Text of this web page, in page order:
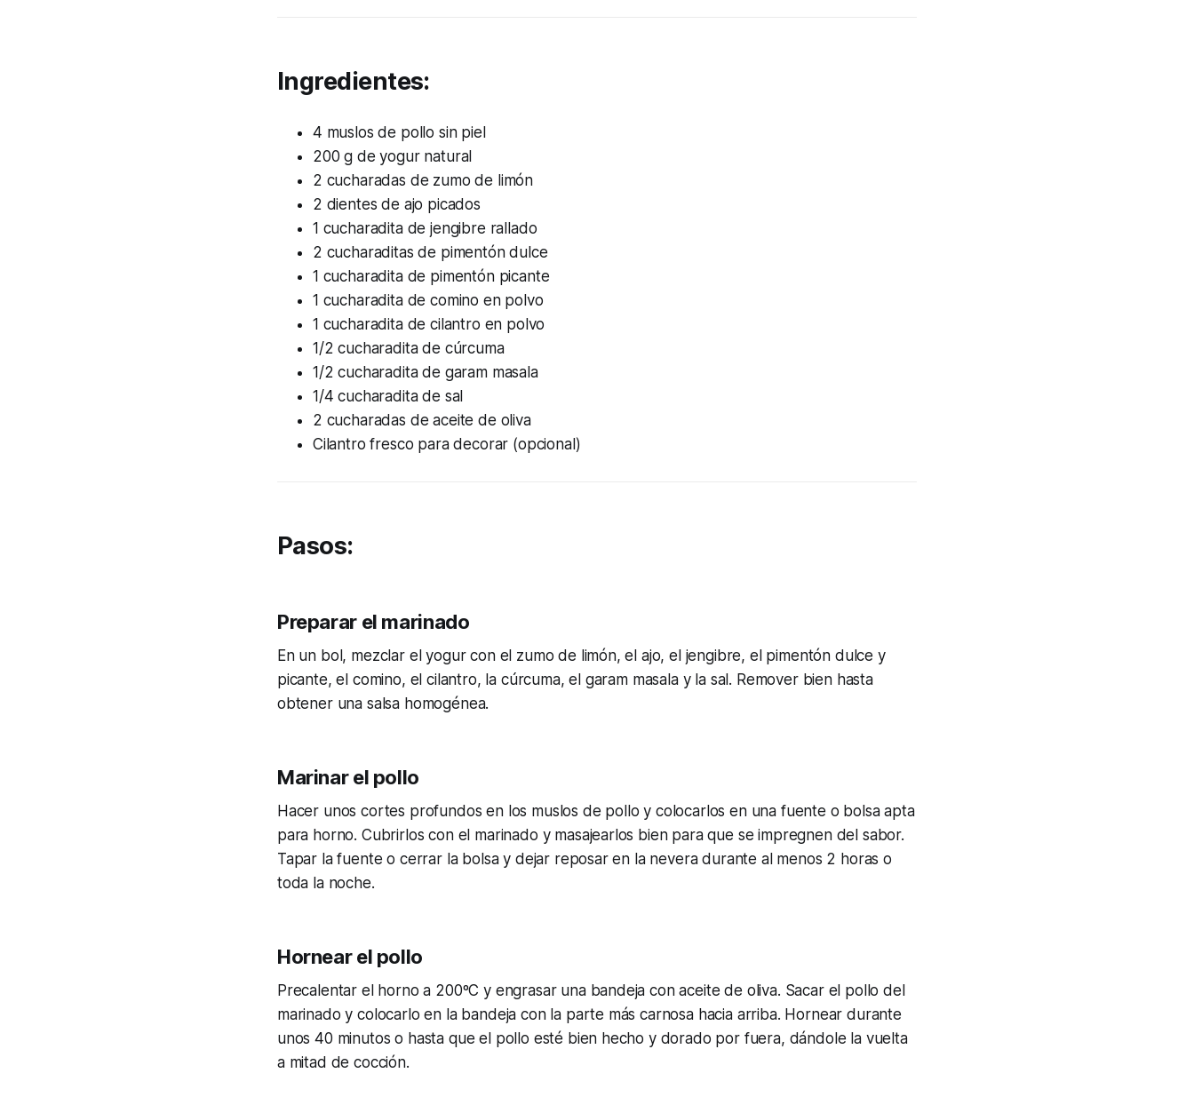
Ingredientes:
4 muslos de pollo sin piel
200 g de yogur natural
2 cucharadas de zumo de limón
2 dientes de ajo picados
1 cucharadita de jengibre rallado
2 cucharaditas de pimentón dulce
1 cucharadita de pimentón picante
1 cucharadita de comino en polvo
1 cucharadita de cilantro en polvo
1/2 cucharadita de cúrcuma
1/2 cucharadita de garam masala
1/4 cucharadita de sal
2 cucharadas de aceite de oliva
Cilantro fresco para decorar (opcional)
Pasos:
Preparar el marinado
En un bol, mezclar el yogur con el zumo de limón, el ajo, el jengibre, el pimentón dulce y
picante, el comino, el cilantro, la cúrcuma, el garam masala y la sal. Remover bien hasta
obtener una salsa homogénea.
Marinar el pollo
Hacer unos cortes profundos en los muslos de pollo y colocarlos en una fuente o bolsa apta
para horno. Cubrirlos con el marinado y masajearlos bien para que se impregnen del sabor.
Tapar la fuente o cerrar la bolsa y dejar reposar en la nevera durante al menos 2 horas o
toda la noche.
Hornear el pollo
Precalentar el horno a 200ºC y engrasar una bandeja con aceite de oliva. Sacar el pollo del
marinado y colocarlo en la bandeja con la parte más carnosa hacia arriba. Hornear durante
unos 40 minutos o hasta que el pollo esté bien hecho y dorado por fuera, dándole la vuelta
a mitad de cocción.